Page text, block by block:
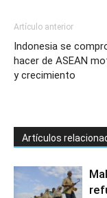
Artículo anterior
Indonesia se
hacer de ASEAN
y crecimiento
Artículos